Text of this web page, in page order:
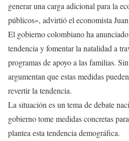
generar una carga adicional para la
públicos», advirtió el economista
El gobierno colombiano ha
tendencia y fomentar la natalidad a
programas de apoyo a las familias.
argumentan que estas medidas
revertir la tendencia.
La situación es un tema de debate
gobierno tome medidas concretas
plantea esta tendencia demográfica.